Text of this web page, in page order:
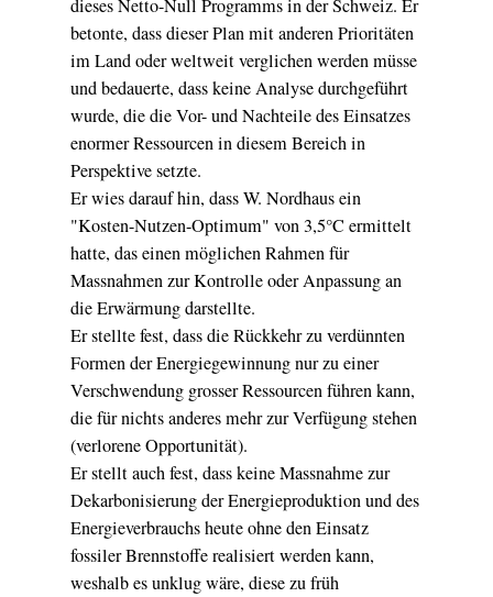
dieses Netto-Null Programms in der Schweiz. Er
betonte, dass dieser Plan mit anderen Prioritäten
im Land oder weltweit verglichen werden müsse
und bedauerte, dass keine Analyse durchgeführt
wurde, die die Vor- und Nachteile des Einsatzes
enormer Ressourcen in diesem Bereich in
Perspektive setzte.
Er wies darauf hin, dass W. Nordhaus ein
"Kosten-Nutzen-Optimum" von 3,5°C ermittelt
hatte, das einen möglichen Rahmen für
Massnahmen zur Kontrolle oder Anpassung an
die Erwärmung darstellte.
Er stellte fest, dass die Rückkehr zu verdünnten
Formen der Energiegewinnung nur zu einer
Verschwendung grosser Ressourcen führen kann,
die für nichts anderes mehr zur Verfügung stehen
(verlorene Opportunität).
Er stellt auch fest, dass keine Massnahme zur
Dekarbonisierung der Energieproduktion und des
Energieverbrauchs heute ohne den Einsatz
fossiler Brennstoffe realisiert werden kann,
weshalb es unklug wäre, diese zu früh